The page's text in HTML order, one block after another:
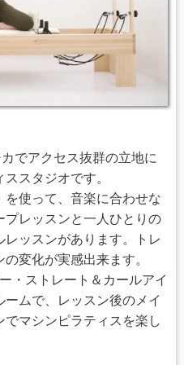
でアクセス抜群の立地に
スタジオです。
使って、音楽に合わせな
プレッスンと一人ひとりの
ッスンがあります。トレ
変化が実感出来ます。
・ストレート＆カールアイ
ムで、レッスン後のメイ
マシンピラティスを楽し